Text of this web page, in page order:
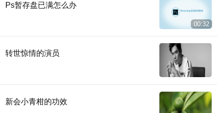
Ps暂存盘已满怎么办
00:32
转世惊情的演员
新会小青柑的功效